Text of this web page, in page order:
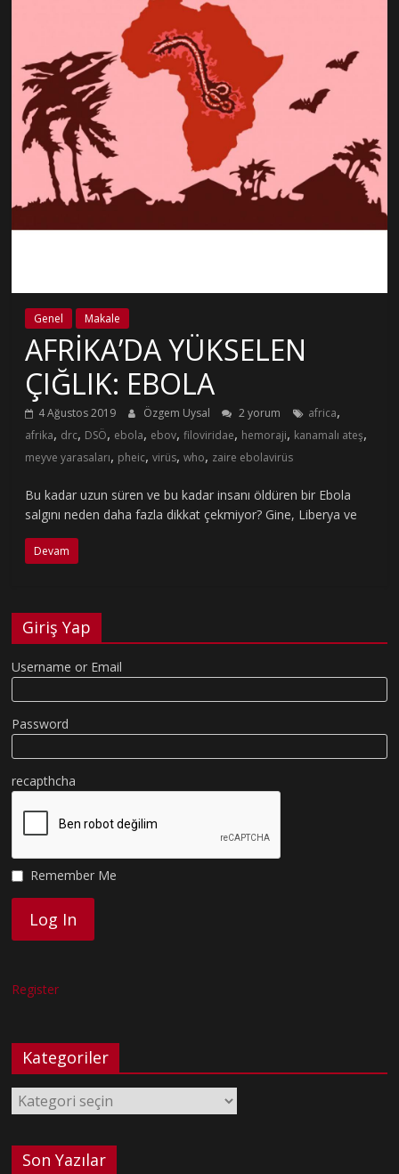
Genel Makale
AFRİKA’DA YÜKSELEN
ÇIĞLIK: EBOLA
4 Ağustos 2019 Özgem Uysal 2 yorum africa,
afrika, drc, DSÖ, ebola, ebov,filoviridae, hemoraji, kanamalı ateş,
meyve yarasaları, pheic,virüs,who, zaire ebolavirüs
Bu kadar uzun süren ve bu kadar insanı öldüren bir Ebola
salgını neden daha fazla dikkat çekmiyor? Gine, Liberya ve
Devam
Giriş Yap
Username or Email
Password
recapthcha
Remember Me
Register
Kategoriler
Kategoriler
Son Yazılar